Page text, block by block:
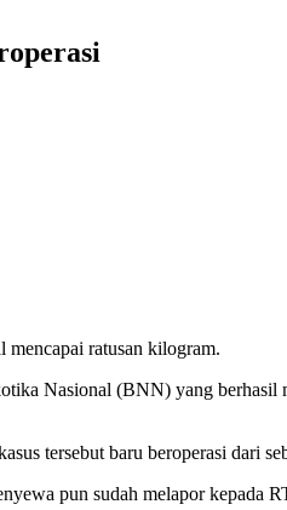
ratusan kilogram.
Nasional (BNN) yang berhasil
tersebut baru beroperasi dari
pun sudah melapor kepada